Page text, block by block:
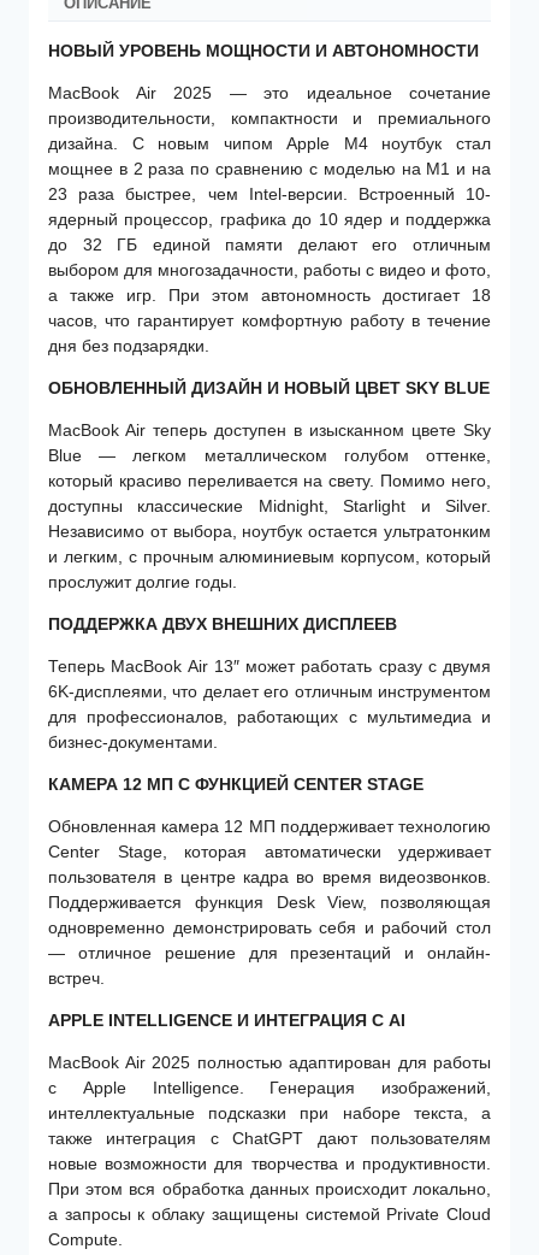
НОВЫЙ УРОВЕНЬ МОЩНОСТИ И АВТОНОМНОСТИ
MacBook Air 2025 — это идеальное сочетание
производительности, компактности и премиального
дизайна. С новым чипом Apple M4 ноутбук стал
мощнее в 2 раза по сравнению с моделью на M1 и на
23 раза быстрее, чем Intel-версии. Встроенный 10-
ядерный процессор, графика до 10 ядер и поддержка
до 32 ГБ единой памяти делают его отличным
выбором для многозадачности, работы с видео и фото,
а также игр. При этом автономность достигает 18
часов, что гарантирует комфортную работу в течение
дня без подзарядки.
ОБНОВЛЕННЫЙ ДИЗАЙН И НОВЫЙ ЦВЕТ SKY BLUE
MacBook Air теперь доступен в изысканном цвете Sky
Blue — легком металлическом голубом оттенке,
который красиво переливается на свету. Помимо него,
доступны классические Midnight, Starlight и Silver.
Независимо от выбора, ноутбук остается ультратонким
и легким, с прочным алюминиевым корпусом, который
прослужит долгие годы.
ПОДДЕРЖКА ДВУХ ВНЕШНИХ ДИСПЛЕЕВ
Теперь MacBook Air 13″ может работать сразу с двумя
6K-дисплеями, что делает его отличным инструментом
для профессионалов, работающих с мультимедиа и
бизнес-документами.
КАМЕРА 12 МП С ФУНКЦИЕЙ CENTER STAGE
Обновленная камера 12 МП поддерживает технологию
Center Stage, которая автоматически удерживает
пользователя в центре кадра во время видеозвонков.
Поддерживается функция Desk View, позволяющая
одновременно демонстрировать себя и рабочий стол
— отличное решение для презентаций и онлайн-
встреч.
APPLE INTELLIGENCE И ИНТЕГРАЦИЯ С AI
MacBook Air 2025 полностью адаптирован для работы
с Apple Intelligence. Генерация изображений,
интеллектуальные подсказки при наборе текста, а
также интеграция с ChatGPT дают пользователям
новые возможности для творчества и продуктивности.
При этом вся обработка данных происходит локально,
а запросы к облаку защищены системой Private Cloud
Compute.